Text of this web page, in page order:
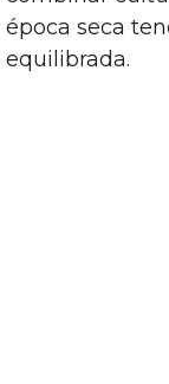
época seca
equilibrada.